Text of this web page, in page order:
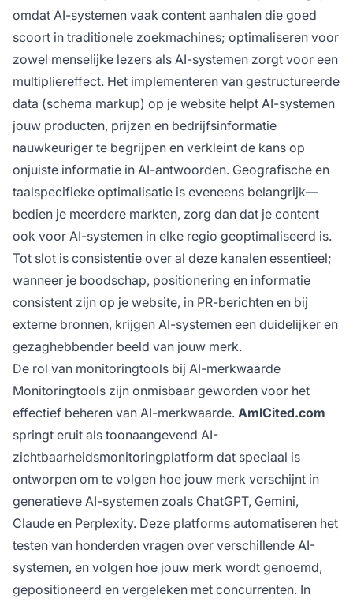
omdat AI-systemen vaak content aanhalen die goed
scoort in traditionele zoekmachines; optimaliseren voor
zowel menselijke lezers als AI-systemen zorgt voor een
multipliereffect. Het implementeren van gestructureerde
data (schema markup) op je website helpt AI-systemen
jouw producten, prijzen en bedrijfsinformatie
nauwkeuriger te begrijpen en verkleint de kans op
onjuiste informatie in AI-antwoorden. Geografische en
taalspecifieke optimalisatie is eveneens belangrijk—
bedien je meerdere markten, zorg dan dat je content
ook voor AI-systemen in elke regio geoptimaliseerd is.
Tot slot is consistentie over al deze kanalen essentieel;
wanneer je boodschap, positionering en informatie
consistent zijn op je website, in PR-berichten en bij
externe bronnen, krijgen AI-systemen een duidelijker en
gezaghebbender beeld van jouw merk.
De rol van monitoringtools bij AI-merkwaarde
Monitoringtools zijn onmisbaar geworden voor het
effectief beheren van AI-merkwaarde. AmICited.com
springt eruit als toonaangevend AI-
zichtbaarheidsmonitoringplatform dat speciaal is
ontworpen om te volgen hoe jouw merk verschijnt in
generatieve AI-systemen zoals ChatGPT, Gemini,
Claude en Perplexity. Deze platforms automatiseren het
testen van honderden vragen over verschillende AI-
systemen, en volgen hoe jouw merk wordt genoemd,
gepositioneerd en vergeleken met concurrenten. In